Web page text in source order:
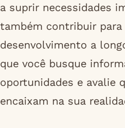
a suprir necessidades
também contribuir para
desenvolvimento a
que você busque
oportunidades e avalie
encaixam na sua